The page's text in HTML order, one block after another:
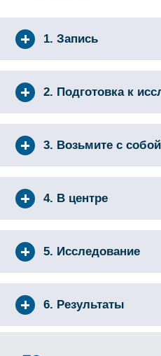
1. Запись
2. Подготовка к
3. Возьмите с собой
4. В центре
5. Исследование
6. Результаты